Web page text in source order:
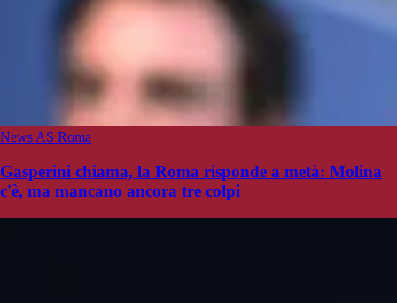
News AS Roma
Gasperini chiama, la Roma risponde a metà: Molina
c'è, ma mancano ancora tre colpi